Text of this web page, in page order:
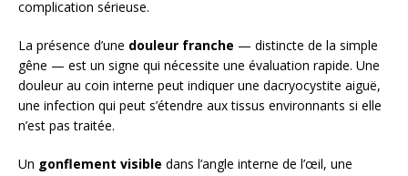
complication sérieuse.
La présence d’une douleur franche — distincte de la simple
gêne — est un signe qui nécessite une évaluation rapide. Une
douleur au coin interne peut indiquer une dacryocystite aiguë,
une infection qui peut s’étendre aux tissus environnants si elle
n’est pas traitée.
Un gonflement visible dans l’angle interne de l’œil, une